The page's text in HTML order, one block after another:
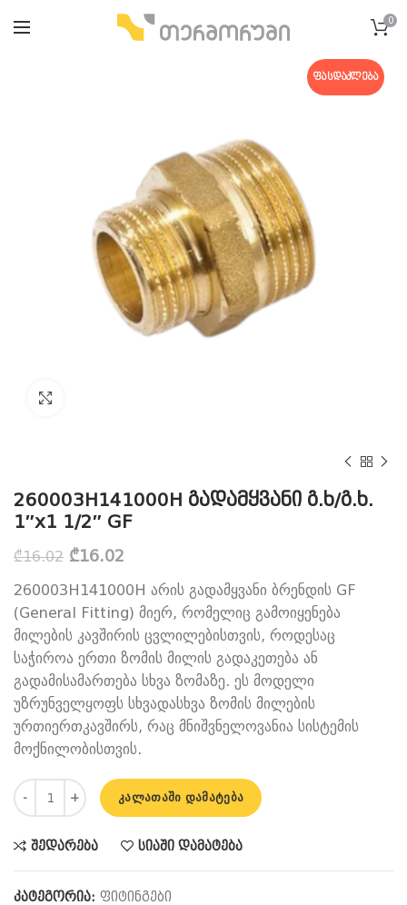
0
ᲤᲐᲡᲓᲐᲙᲚᲔᲑᲐ
260003H141000H გადამყვანი გ.ხ/გ.ხ.
1″x1 1/2″ GF
₾16.02 Original
was:
₾16.02.
₾16.02
is:
₾16.02.
260003H141000H არის გადამყვანი ბრენდის GF
(General Fitting) მიერ, რომელიც გამოიყენება
მილების კავშირის ცვლილებისთვის, როდესაც
საჭიროა ერთი ზომის მილის გადაკეთება ან
გადამისამართება სხვა ზომაზე. ეს მოდელი
უზრუნველყოფს სხვადასხვა ზომის მილების
ურთიერთკავშირს, რაც მნიშვნელოვანია სისტემის
მოქნილობისთვის.
რაოდენობა: 260003H141000H გადამყვანი გ.ხ/გ.ხ. 1"x1 1/
ᲙᲐᲚᲐᲗᲐᲨᲘ ᲓᲐᲛᲐᲢᲔᲑᲐ
შედარება სიაში დამატება
კატეგორია: ფიტინგები